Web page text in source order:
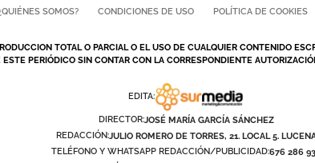
SOMOS? CONDICIONES DE USO POLÍTICA DE COOKIES
TOTAL O PARCIAL O EL USO DE CUALQUIER CONTENIDO
ESTE PERIÓDICO SIN CONTAR CON LA CORRESPONDIENTE
EDITA:
DIRECTOR:JOSÉ MARÍA GARCÍA SÁNCHEZ
REDACCIÓN:JULIO ROMERO DE TORRES, 21. LOCAL 5.
TELÉFONO Y WHATSAPP REDACCIÓN/PUBLICIDAD:676 286